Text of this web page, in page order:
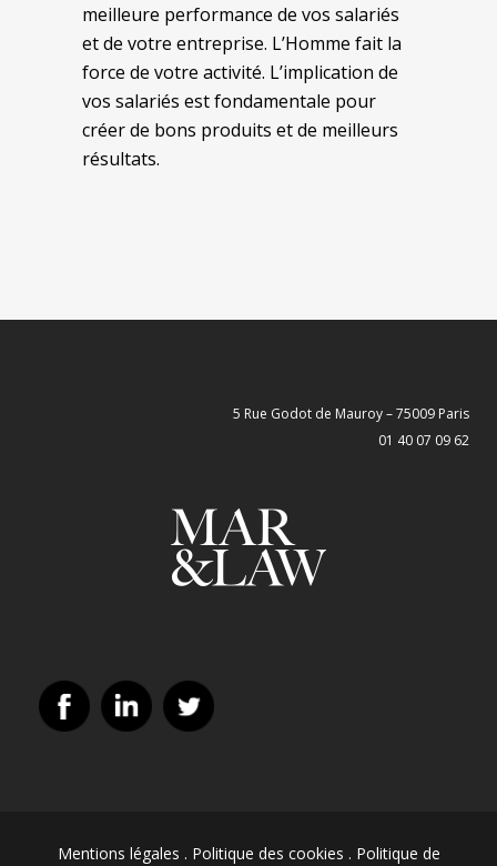
meilleure performance de vos salariés
et de votre entreprise. L’Homme fait la
force de votre activité. L’implication de
vos salariés est fondamentale pour
créer de bons produits et de meilleurs
résultats.
5 Rue Godot de Mauroy – 75009 Paris
01 40 07 09 62
Mentions légales . Politique des cookies . Politique de